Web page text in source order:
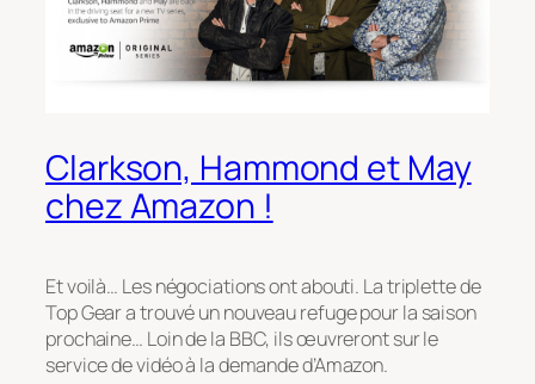
Clarkson, Hammond et May
chez Amazon !
Et voilà… Les négociations ont abouti. La triplette de
Top Gear a trouvé un nouveau refuge pour la saison
prochaine… Loin de la BBC, ils œuvreront sur le
service de vidéo à la demande d’Amazon.